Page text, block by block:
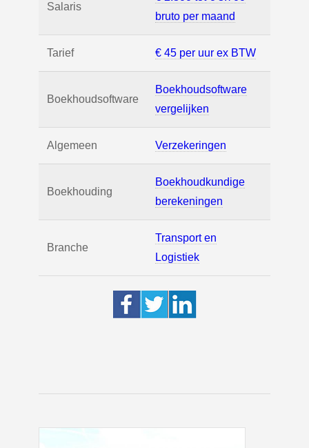
Salaris
bruto per maand
Tarief € 45 per uur ex BTW
Boekhoudsoftware
Boekhoudsoftware
vergelijken
Algemeen Verzekeringen
Boekhouding
Boekhoudkundige
berekeningen
Branche
Transport en
Logistiek